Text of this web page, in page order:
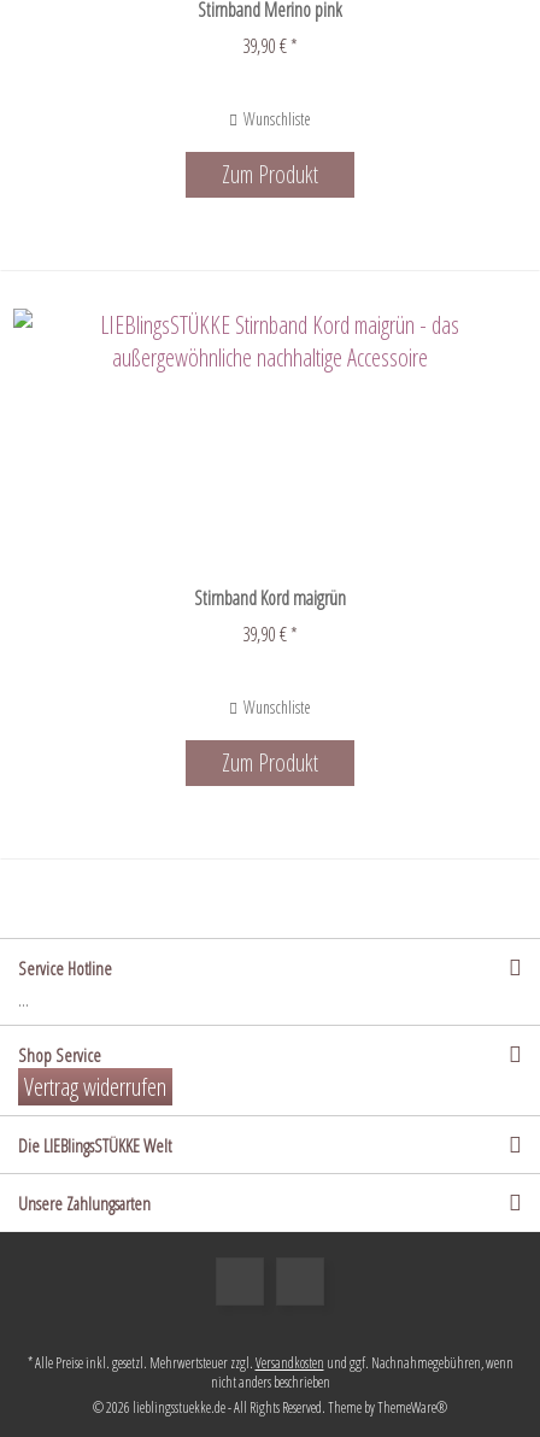
Stirnband Merino pink
39,90 € *
Wunschliste
Zum Produkt
Stirnband Kord maigrün
39,90 € *
Wunschliste
Zum Produkt
Service Hotline
...
Shop Service
Vertrag widerrufen
Die LIEBlingsSTÜKKE Welt
Unsere Zahlungsarten
* Alle Preise inkl. gesetzl. Mehrwertsteuer zzgl.Versandkosten und ggf. Nachnahmegebühren, wenn
nicht anders beschrieben
© 2026 lieblingsstuekke.de - All Rights Reserved. Theme byThemeWare®